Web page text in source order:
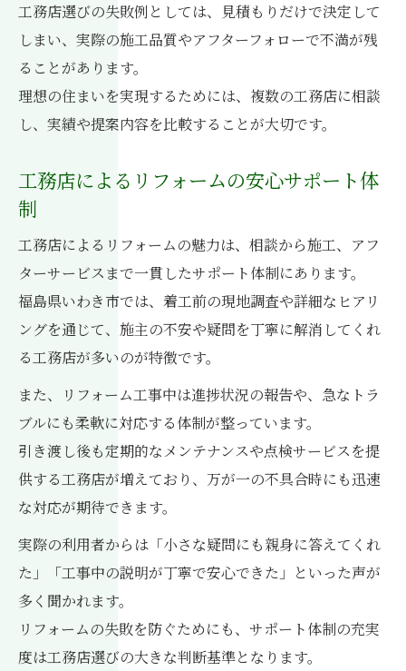
工務店選びの失敗を防ぐチェックポイント
工務店選びで失敗しないための確認事項ま
とめ
評判や実績から見る工務店の選び方ガイド
視点
工務店の見積もり内容に注目する理由とは
工務店選びの失敗例としては、見積もりだけで決定して
しまい、実際の施工品質やアフターフォローで不満が残
ることがあります。
理想の住まいを実現するためには、複数の工務店に相談
し、実績や提案内容を比較することが大切です。
工務店によるリフォームの安心サポート体
制
工務店によるリフォームの魅力は、相談から施工、アフ
ターサービスまで一貫したサポート体制にあります。
福島県いわき市では、着工前の現地調査や詳細なヒアリ
ングを通じて、施主の不安や疑問を丁寧に解消してくれ
る工務店が多いのが特徴です。
また、リフォーム工事中は進捗状況の報告や、急なトラ
ブルにも柔軟に対応する体制が整っています。
引き渡し後も定期的なメンテナンスや点検サービスを提
供する工務店が増えており、万が一の不具合時にも迅速
な対応が期待できます。
実際の利用者からは「小さな疑問にも親身に答えてくれ
た」「工事中の説明が丁寧で安心できた」といった声が
多く聞かれます。
リフォームの失敗を防ぐためにも、サポート体制の充実
度は工務店選びの大きな判断基準となります。